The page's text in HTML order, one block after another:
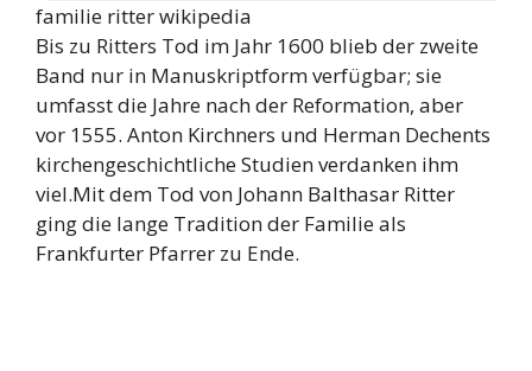
familie ritter wikipedia
Bis zu Ritters Tod im Jahr 1600 blieb der zweite
Band nur in Manuskriptform verfügbar; sie
umfasst die Jahre nach der Reformation, aber
vor 1555. Anton Kirchners und Herman Dechents
kirchengeschichtliche Studien verdanken ihm
viel.Mit dem Tod von Johann Balthasar Ritter
ging die lange Tradition der Familie als
Frankfurter Pfarrer zu Ende.